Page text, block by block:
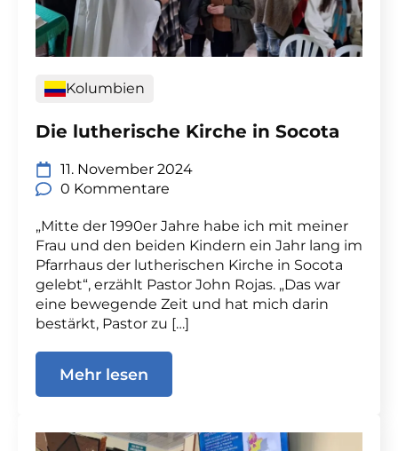
Kolumbien
Die lutherische Kirche in Socota
11. November 2024
0 Kommentare
„Mitte der 1990er Jahre habe ich mit meiner
Frau und den beiden Kindern ein Jahr lang im
Pfarrhaus der lutherischen Kirche in Socota
gelebt“, erzählt Pastor John Rojas. „Das war
eine bewegende Zeit und hat mich darin
bestärkt, Pastor zu […]
Mehr lesen